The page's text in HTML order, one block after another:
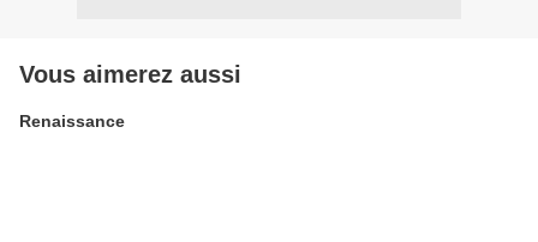
Vous aimerez aussi
Renaissance